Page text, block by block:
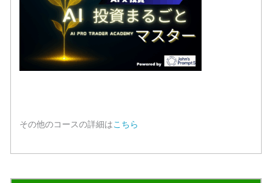
その他のコースの詳細はこちら